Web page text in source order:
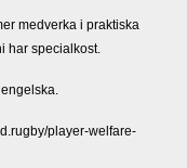
medverka i praktiska
har specialkost.
player-welfare-